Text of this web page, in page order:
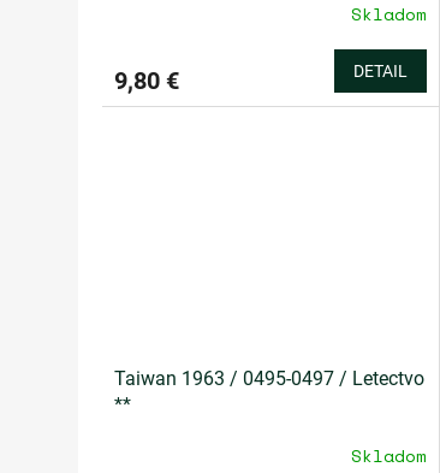
Skladom
9,80 € DETAIL
Taiwan 1963 / 0495-0497 / Letectvo
**
Skladom